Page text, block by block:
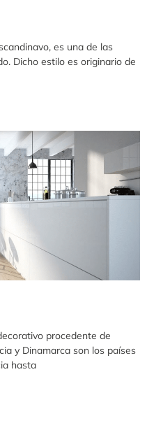
es una de las
Dicho estilo es originario de
procedente de
y Dinamarca son los países
hasta